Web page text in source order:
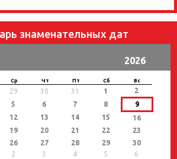
знаменательных дат
2026
Ср Чт Пт Сб Вс
29 30 31 1
2
5 6 7 8
9
12 13 14 15
16
19 20 21 22
23
26 27 28 29
30
2 3 4 5 6